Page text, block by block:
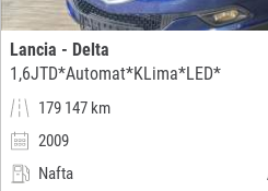
Lancia - Delta
1,6JTD*Automat*KLima*LED*
179 147 km
2009
Nafta